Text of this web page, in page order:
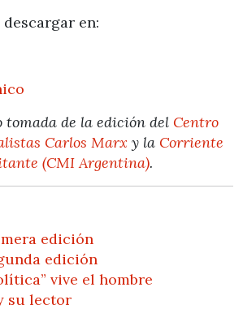
en:
tomada de la edición del Centro
Carlos Marx y la Corriente
(CMI Argentina).
edición
edición
vive el hombre
su lector